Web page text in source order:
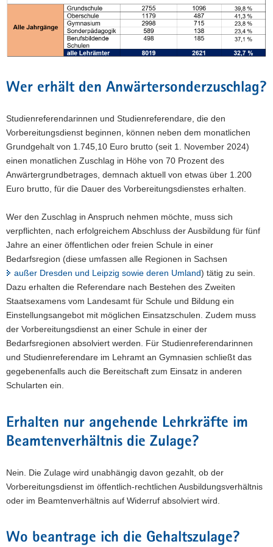
Wer erhält den Anwärtersonderzuschlag?
Studienreferendarinnen und Studienreferendare, die den
Vorbereitungsdienst beginnen, können neben dem monatlichen
Grundgehalt von 1.745,10 Euro brutto (seit 1. November 2024)
einen monatlichen Zuschlag in Höhe von 70 Prozent des
Anwärtergrundbetrages, demnach aktuell von etwas über 1.200
Euro brutto, für die Dauer des Vorbereitungsdienstes erhalten.
Wer den Zuschlag in Anspruch nehmen möchte, muss sich
verpflichten, nach erfolgreichem Abschluss der Ausbildung für fünf
Jahre an einer öffentlichen oder freien Schule in einer
Bedarfsregion (diese umfassen alle Regionen in Sachsen
außer Dresden und Leipzig sowie deren Umland) tätig zu sein.
Dazu erhalten die Referendare nach Bestehen des Zweiten
Staatsexamens vom Landesamt für Schule und Bildung ein
Einstellungsangebot mit möglichen Einsatzschulen. Zudem muss
der Vorbereitungsdienst an einer Schule in einer der
Bedarfsregionen absolviert werden. Für Studienreferendarinnen
und Studienreferendare im Lehramt an Gymnasien schließt das
gegebenenfalls auch die Bereitschaft zum Einsatz in anderen
Schularten ein.
Erhalten nur angehende Lehrkräfte im
Beamtenverhältnis die Zulage?
Nein. Die Zulage wird unabhängig davon gezahlt, ob der
Vorbereitungsdienst im öffentlich-rechtlichen Ausbildungsverhältnis
oder im Beamtenverhältnis auf Widerruf absolviert wird.
Wo beantrage ich die Gehaltszulage?